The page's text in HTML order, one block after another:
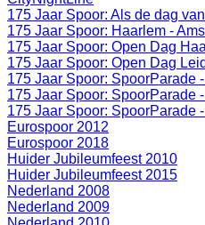
175 Jaar Spoor: Als de dag
175 Jaar Spoor: Haarlem -
175 Jaar Spoor: Open Dag
175 Jaar Spoor: Open Dag
175 Jaar Spoor: SpoorParade
175 Jaar Spoor: SpoorParade
175 Jaar Spoor: SpoorParade
Eurospoor 2012
Eurospoor 2018
Huider Jubileumfeest 2010
Huider Jubileumfeest 2015
Nederland 2008
Nederland 2009